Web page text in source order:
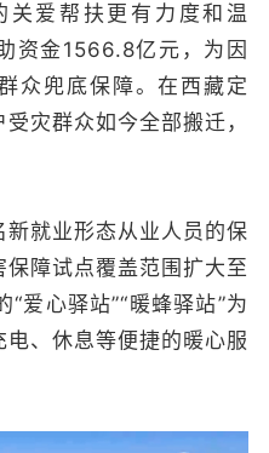
爱帮扶更有力度和温
资金1566.8亿元，为因
众兜底保障。在西藏定
灾群众如今全部搬迁，
就业形态从业人员的保
障试点覆盖范围扩大至
爱心驿站”“暖蜂驿站”为
、休息等便捷的暖心服